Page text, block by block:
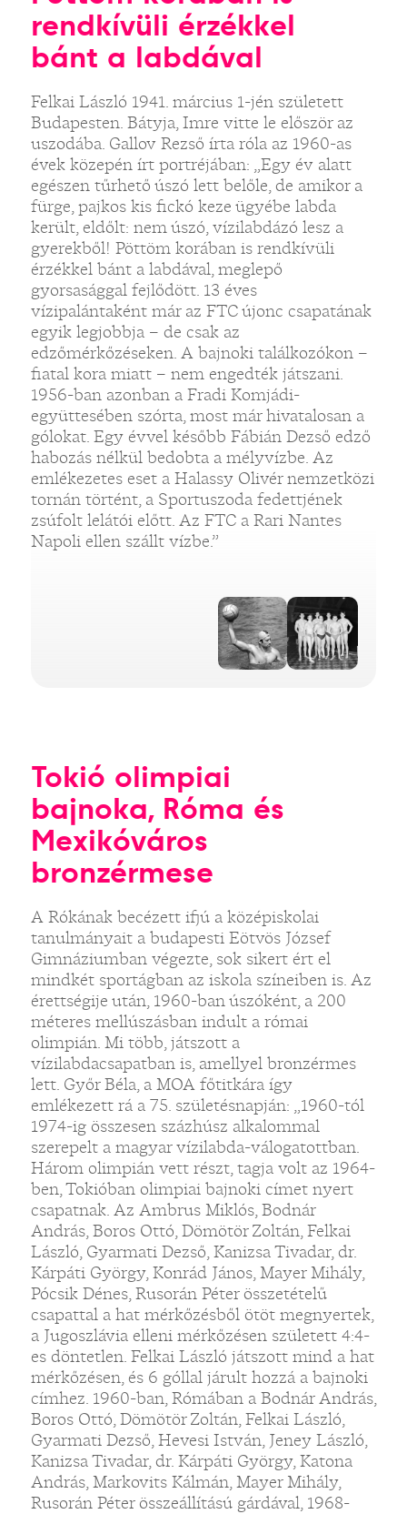
rendkívüli érzékkel
bánt a labdával
Felkai László 1941. március 1-jén született
Budapesten. Bátyja, Imre vitte le először az
uszodába. Gallov Rezső írta róla az 1960-as
évek közepén írt portréjában: „Egy év alatt
egészen tűrhető úszó lett belőle, de amikor a
fürge, pajkos kis fickó keze ügyébe labda
került, eldőlt: nem úszó, vízilabdázó lesz a
gyerekből! Pöttöm korában is rendkívüli
érzékkel bánt a labdával, meglepő
gyorsasággal fejlődött. 13 éves
vízipalántaként már az FTC újonc csapatának
egyik legjobbja – de csak az
edzőmérkőzéseken. A bajnoki találkozókon –
fiatal kora miatt – nem engedték játszani.
1956-ban azonban a Fradi Komjádi-
együttesében szórta, most már hivatalosan a
gólokat. Egy évvel később Fábián Dezső edző
habozás nélkül bedobta a mélyvízbe. Az
emlékezetes eset a Halassy Olivér nemzetközi
tornán történt, a Sportuszoda fedettjének
zsúfolt lelátói előtt. Az FTC a Rari Nantes
Napoli ellen szállt vízbe.”
Tokió olimpiai
bajnoka, Róma és
Mexikóváros
bronzérmese
A Rókának becézett ifjú a középiskolai
tanulmányait a budapesti Eötvös József
Gimnáziumban végezte, sok sikert ért el
mindkét sportágban az iskola színeiben is. Az
érettségije után, 1960-ban úszóként, a 200
méteres mellúszásban indult a római
olimpián. Mi több, játszott a
vízilabdacsapatban is, amellyel bronzérmes
lett. Győr Béla, a MOA főtitkára így
emlékezett rá a 75. születésnapján: „1960-tól
1974-ig összesen százhúsz alkalommal
szerepelt a magyar vízilabda-válogatottban.
Három olimpián vett részt, tagja volt az 1964-
ben, Tokióban olimpiai bajnoki címet nyert
csapatnak. Az Ambrus Miklós, Bodnár
András, Boros Ottó, Dömötör Zoltán, Felkai
László, Gyarmati Dezső, Kanizsa Tivadar, dr.
Kárpáti György, Konrád János, Mayer Mihály,
Pócsik Dénes, Rusorán Péter összetételű
csapattal a hat mérkőzésből ötöt megnyertek,
a Jugoszlávia elleni mérkőzésen született 4:4-
es döntetlen. Felkai László játszott mind a hat
mérkőzésen, és 6 góllal járult hozzá a bajnoki
címhez. 1960-ban, Rómában a Bodnár András,
Boros Ottó, Dömötör Zoltán, Felkai László,
Gyarmati Dezső, Hevesi István, Jeney László,
Kanizsa Tivadar, dr. Kárpáti György, Katona
András, Markovits Kálmán, Mayer Mihály,
Rusorán Péter összeállítású gárdával, 1968-